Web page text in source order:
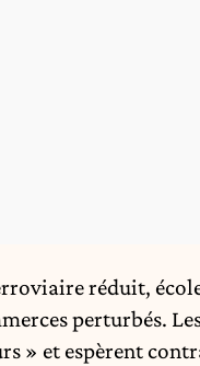
réduit,
perturbés.
» et espèrent